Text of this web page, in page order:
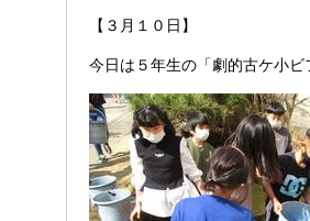
【３月１０日】
今日は５年生の「劇的古ケ小ビ